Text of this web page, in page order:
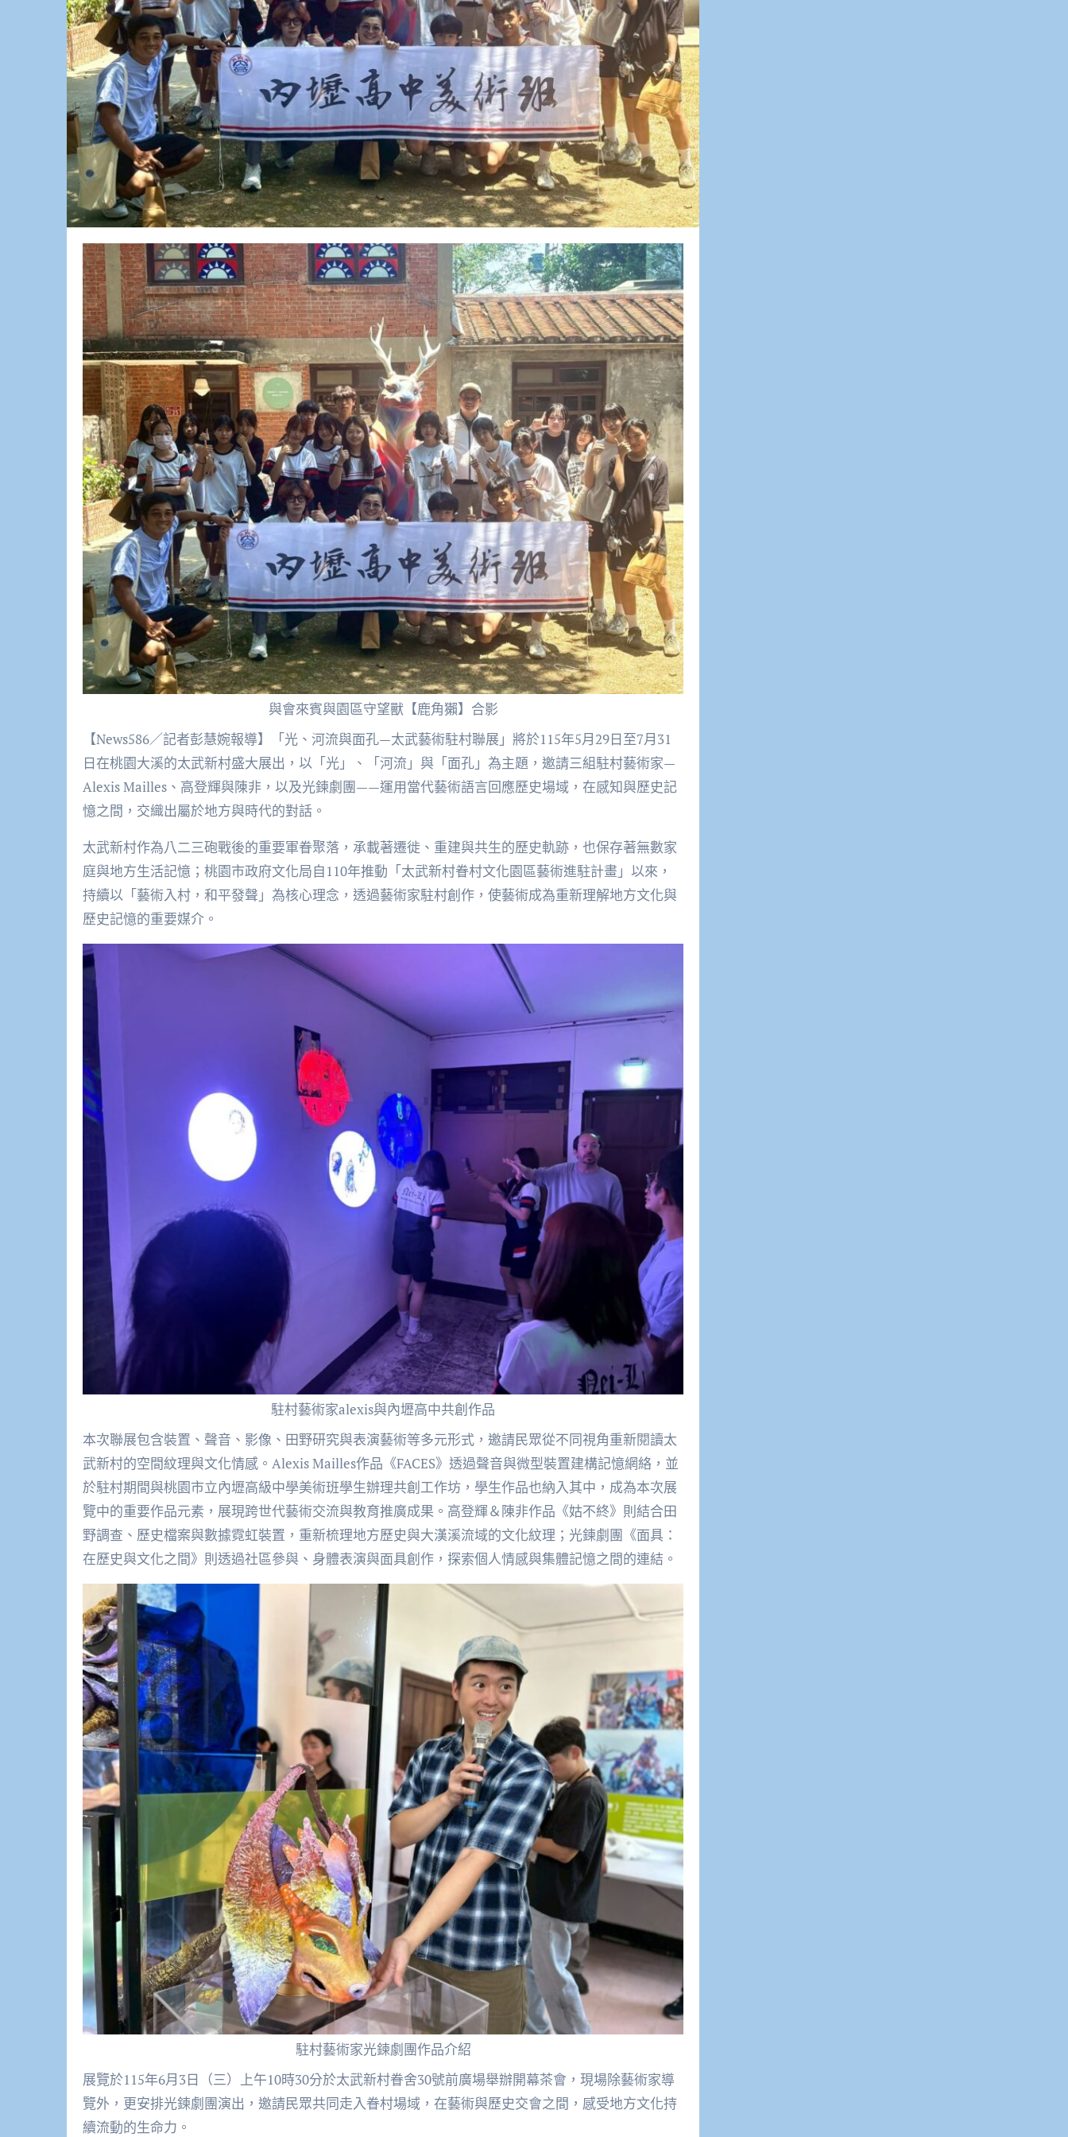
與會來賓與園區守望獸【鹿角獺】合影
【News586／記者彭慧婉報導】「光、河流與面孔—太武藝術駐村聯展」將於115年5月29日至7月31
日在桃園大溪的太武新村盛大展出，以「光」、「河流」與「面孔」為主題，邀請三組駐村藝術家—
Alexis Mailles、高登輝與陳非，以及光鍊劇團——運用當代藝術語言回應歷史場域，在感知與歷史記
憶之間，交織出屬於地方與時代的對話。
太武新村作為八二三砲戰後的重要軍眷聚落，承載著遷徙、重建與共生的歷史軌跡，也保存著無數家
庭與地方生活記憶；桃園市政府文化局自110年推動「太武新村眷村文化園區藝術進駐計畫」以來，
持續以「藝術入村，和平發聲」為核心理念，透過藝術家駐村創作，使藝術成為重新理解地方文化與
歷史記憶的重要媒介。
駐村藝術家alexis與內壢高中共創作品
本次聯展包含裝置、聲音、影像、田野研究與表演藝術等多元形式，邀請民眾從不同視角重新閱讀太
武新村的空間紋理與文化情感。Alexis Mailles作品《FACES》透過聲音與微型裝置建構記憶網絡，並
於駐村期間與桃園市立內壢高級中學美術班學生辦理共創工作坊，學生作品也納入其中，成為本次展
覽中的重要作品元素，展現跨世代藝術交流與教育推廣成果。高登輝＆陳非作品《姑不終》則結合田
野調查、歷史檔案與數據霓虹裝置，重新梳理地方歷史與大漢溪流域的文化紋理；光鍊劇團《面具：
在歷史與文化之間》則透過社區參與、身體表演與面具創作，探索個人情感與集體記憶之間的連結。
駐村藝術家光鍊劇團作品介紹
展覽於115年6月3日（三）上午10時30分於太武新村眷舍30號前廣場舉辦開幕茶會，現場除藝術家導
覽外，更安排光鍊劇團演出，邀請民眾共同走入眷村場域，在藝術與歷史交會之間，感受地方文化持
續流動的生命力。